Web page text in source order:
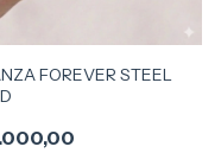
FOREVER STEEL